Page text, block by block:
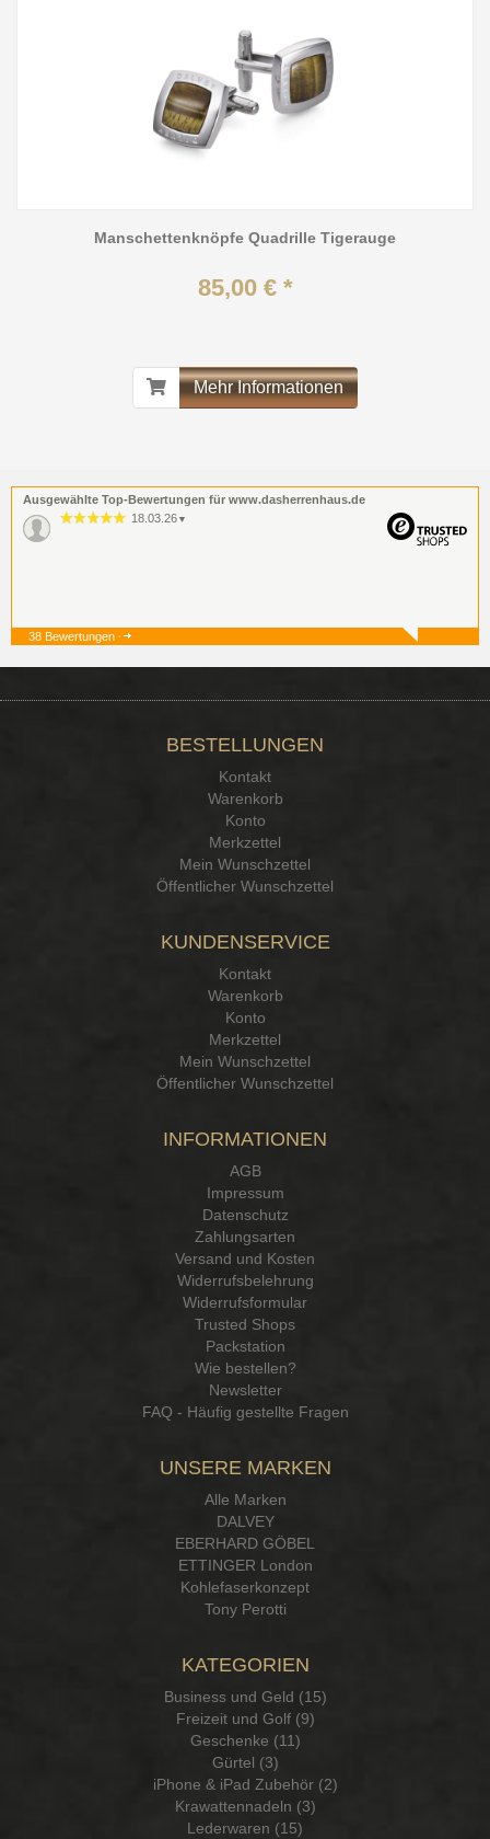
Manschettenknöpfe Quadrille Tigerauge
85,00 € *
Mehr Informationen
Ausgewählte Top-Bewertungen für www.dasherrenhaus.de
18.03.26 ▼
▼
38 Bewertungen
BESTELLUNGEN
Kontakt
Warenkorb
Konto
Merkzettel
Mein Wunschzettel
Öffentlicher Wunschzettel
KUNDENSERVICE
Kontakt
Warenkorb
Konto
Merkzettel
Mein Wunschzettel
Öffentlicher Wunschzettel
INFORMATIONEN
AGB
Impressum
Datenschutz
Zahlungsarten
Versand und Kosten
Widerrufsbelehrung
Widerrufsformular
Trusted Shops
Packstation
Wie bestellen?
Newsletter
FAQ - Häufig gestellte Fragen
UNSERE MARKEN
Alle Marken
DALVEY
EBERHARD GÖBEL
ETTINGER London
Kohlefaserkonzept
Tony Perotti
KATEGORIEN
Business und Geld (15)
Freizeit und Golf (9)
Geschenke (11)
Gürtel (3)
iPhone & iPad Zubehör (2)
Krawattennadeln (3)
Lederwaren (15)